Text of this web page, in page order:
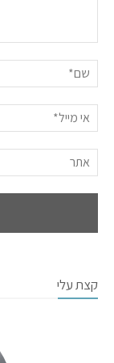
קצת עלי